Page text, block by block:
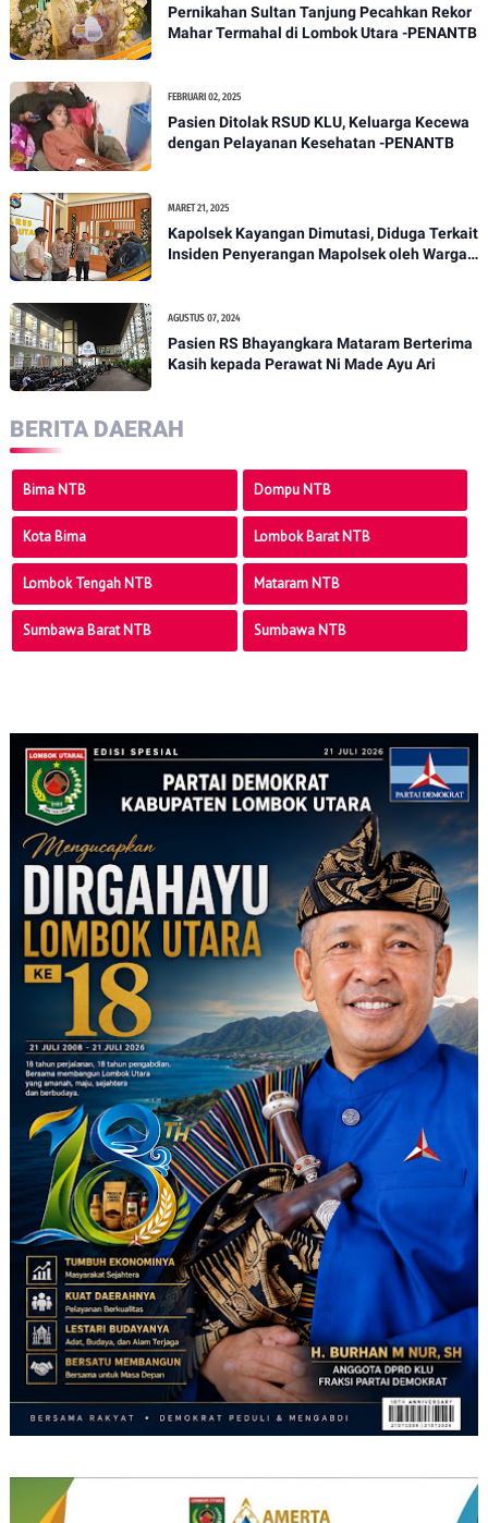
Pernikahan Sultan Tanjung Pecahkan Rekor
Mahar Termahal di Lombok Utara -PENANTB
FEBRUARI 02, 2025
Pasien Ditolak RSUD KLU, Keluarga Kecewa
dengan Pelayanan Kesehatan -PENANTB
MARET 21, 2025
Kapolsek Kayangan Dimutasi, Diduga Terkait
Insiden Penyerangan Mapolsek oleh Warga -
AGUSTUS 07, 2024
Pasien RS Bhayangkara Mataram Berterima
Kasih kepada Perawat Ni Made Ayu Ari
BERITA DAERAH
Bima NTB Dompu NTB
Kota Bima Lombok Barat NTB
Lombok Tengah NTB Mataram NTB
Sumbawa Barat NTB Sumbawa NTB